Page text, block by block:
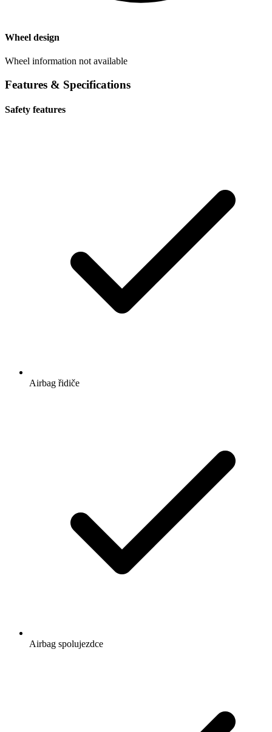
Wheel design
Wheel information not available
Features & Specifications
Safety features
Airbag řidiče
Airbag spolujezdce